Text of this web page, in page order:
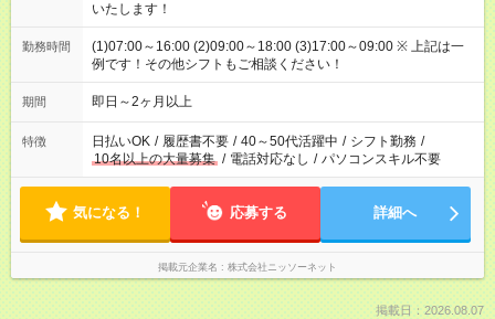
いたします！
勤務時間
(1)07:00～16:00 (2)09:00～18:00 (3)17:00～09:00 ※ 上記は一
例です！その他シフトもご相談ください！
期間 即日～2ヶ月以上
特徴 日払いOK / 履歴書不要 / 40～50代活躍中 / シフト勤務 /
10名以上の大量募集 / 電話対応なし / パソコンスキル不要
気になる！ 応募する 詳細へ
掲載元企業名 株式会社ニッソーネット
掲載日：2026.08.07